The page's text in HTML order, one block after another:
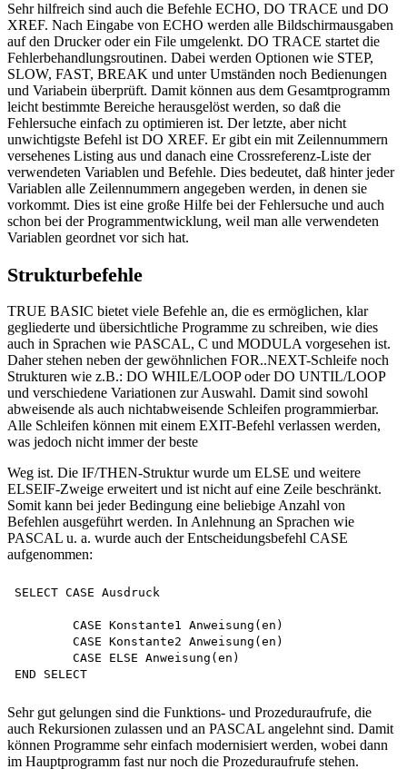
Sehr hilfreich sind auch die Befehle ECHO, DO TRACE und DO
XREF. Nach Eingabe von ECHO werden alle Bildschirmausgaben
auf den Drucker oder ein File umgelenkt. DO TRACE startet die
Fehlerbehandlungsroutinen. Dabei werden Optionen wie STEP,
SLOW, FAST, BREAK und unter Umständen noch Bedienungen
und Variabein überprüft. Damit können aus dem Gesamtprogramm
leicht bestimmte Bereiche herausgelöst werden, so daß die
Fehlersuche einfach zu optimieren ist. Der letzte, aber nicht
unwichtigste Befehl ist DO XREF. Er gibt ein mit Zeilennummern
versehenes Listing aus und danach eine Crossreferenz-Liste der
verwendeten Variablen und Befehle. Dies bedeutet, daß hinter jeder
Variablen alle Zeilennummern angegeben werden, in denen sie
vorkommt. Dies ist eine große Hilfe bei der Fehlersuche und auch
schon bei der Programmentwicklung, weil man alle verwendeten
Variablen geordnet vor sich hat.
Strukturbefehle
TRUE BASIC bietet viele Befehle an, die es ermöglichen, klar
gegliederte und übersichtliche Programme zu schreiben, wie dies
auch in Sprachen wie PASCAL, C und MODULA vorgesehen ist.
Daher stehen neben der gewöhnlichen FOR..NEXT-Schleife noch
Strukturen wie z.B.: DO WHILE/LOOP oder DO UNTIL/LOOP
und verschiedene Variationen zur Auswahl. Damit sind sowohl
abweisende als auch nichtabweisende Schleifen programmierbar.
Alle Schleifen können mit einem EXIT-Befehl verlassen werden,
was jedoch nicht immer der beste
Weg ist. Die IF/THEN-Struktur wurde um ELSE und weitere
ELSEIF-Zweige erweitert und ist nicht auf eine Zeile beschränkt.
Somit kann bei jeder Bedingung eine beliebige Anzahl von
Befehlen ausgeführt werden. In Anlehnung an Sprachen wie
PASCAL u. a. wurde auch der Entscheidungsbefehl CASE
aufgenommen:
SELECT CASE Ausdruck
Sehr gut gelungen sind die Funktions- und Prozeduraufrufe, die
auch Rekursionen zulassen und an PASCAL angelehnt sind. Damit
können Programme sehr einfach modernisiert werden, wobei dann
im Hauptprogramm fast nur noch die Prozeduraufrufe stehen.